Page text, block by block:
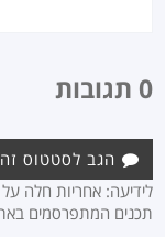
0 תגובות
הגב לסטטוס זה
לידיעה: אחריות חלה
תכנים המתפרסמים